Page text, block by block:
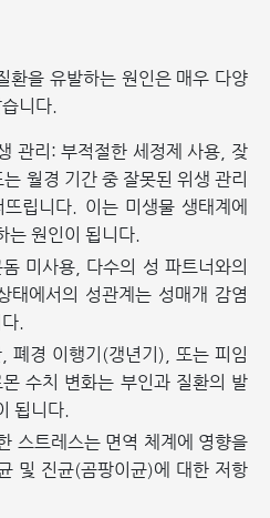
환을 유발하는 원인은 매우 다양
니다.
관리: 부적절한 세정제 사용, 잦
월경 기간 중 잘못된 위생 관리
립니다. 이는 미생물 생태계에
는 원인이 됩니다.
미사용, 다수의 성 파트너와의
태에서의 성관계는 성매개 감염
.
폐경 이행기(갱년기), 또는 피임
수치 변화는 부인과 질환의 발
됩니다.
스트레스는 면역 체계에 영향을
및 진균(곰팡이균)에 대한 저항